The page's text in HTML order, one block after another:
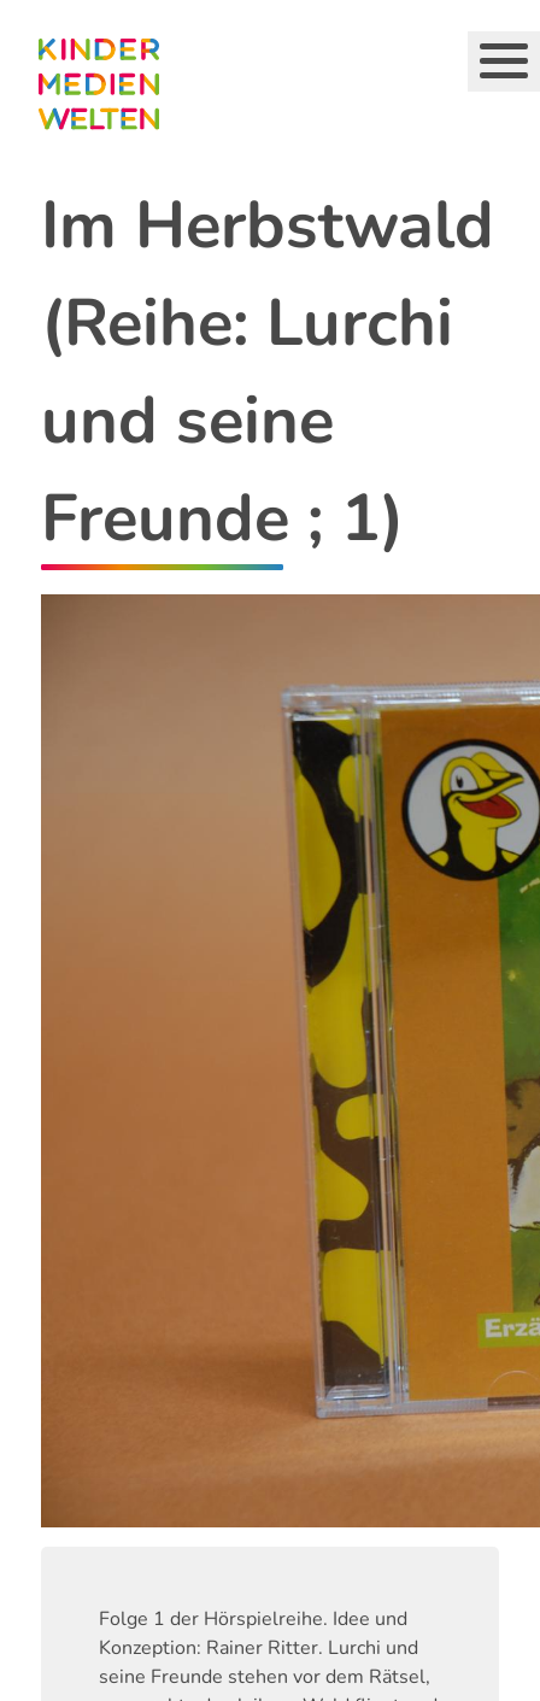
Inhalt
Im Herbstwald
(Reihe: Lurchi
und seine
Freunde ; 1)
Folge 1 der Hörspielreihe. Idee und
Konzeption: Rainer Ritter. Lurchi und
seine Freunde stehen vor dem Rätsel,